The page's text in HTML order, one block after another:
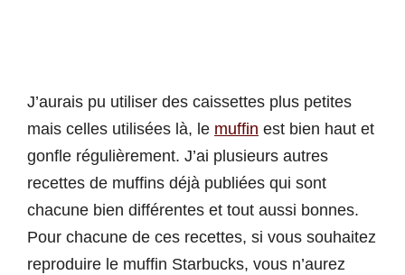
J’aurais pu utiliser des caissettes plus petites
mais celles utilisées là, le muffin est bien haut et
gonfle régulièrement. J’ai plusieurs autres
recettes de muffins déjà publiées qui sont
chacune bien différentes et tout aussi bonnes.
Pour chacune de ces recettes, si vous souhaitez
reproduire le muffin Starbucks, vous n’aurez